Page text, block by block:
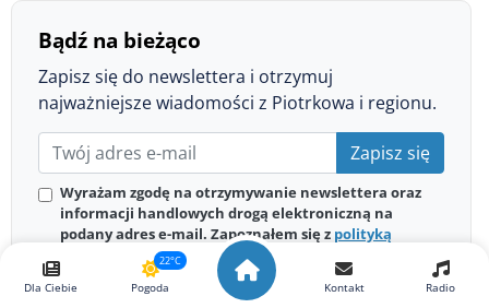
Bądź na bieżąco
Zapisz się do newslettera i otrzymuj
najważniejsze wiadomości z Piotrkowa i regionu.
Zapisz się
Wyrażam zgodę na otrzymywanie newslettera oraz
informacji handlowych drogą elektroniczną na
podany adres e-mail. Zapoznałem się z polityką
Możesz zrezygnować z subskrypcji w każdej chwili.
Dla Ciebie
22°C
Pogoda Kontakt Radio